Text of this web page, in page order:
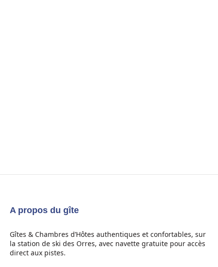
A propos du gîte
Gîtes & Chambres d’Hôtes authentiques et confortables, sur
la station de ski des Orres, avec navette gratuite pour accès
direct aux pistes.